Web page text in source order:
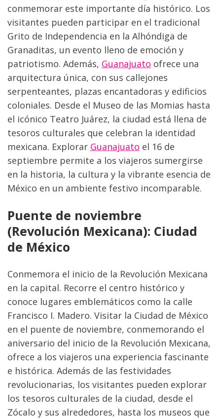
conmemorar este importante día histórico. Los
visitantes pueden participar en el tradicional
Grito de Independencia en la Alhóndiga de
Granaditas, un evento lleno de emoción y
patriotismo. Además, Guanajuato ofrece una
arquitectura única, con sus callejones
serpenteantes, plazas encantadoras y edificios
coloniales. Desde el Museo de las Momias hasta
el icónico Teatro Juárez, la ciudad está llena de
tesoros culturales que celebran la identidad
mexicana. Explorar Guanajuato el 16 de
septiembre permite a los viajeros sumergirse
en la historia, la cultura y la vibrante esencia de
México en un ambiente festivo incomparable.
Puente de noviembre
(Revolución Mexicana): Ciudad
de México
Conmemora el inicio de la Revolución Mexicana
en la capital. Recorre el centro histórico y
conoce lugares emblemáticos como la calle
Francisco I. Madero. Visitar la Ciudad de México
en el puente de noviembre, conmemorando el
aniversario del inicio de la Revolución Mexicana,
ofrece a los viajeros una experiencia fascinante
e histórica. Además de las festividades
revolucionarias, los visitantes pueden explorar
los tesoros culturales de la ciudad, desde el
Zócalo y sus alrededores, hasta los museos que